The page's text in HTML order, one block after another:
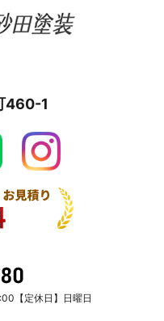
460-1
【定休日】日曜日